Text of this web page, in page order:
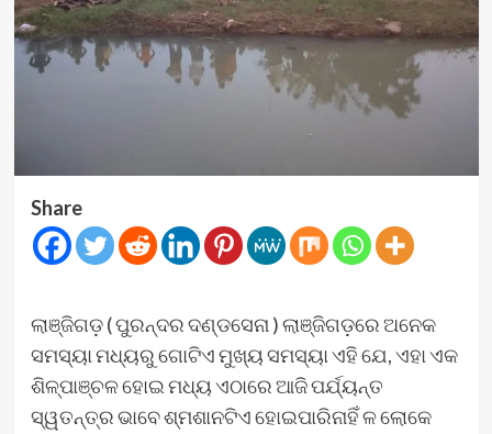
Share
ଲାଞ୍ଜିଗଡ଼ ( ପୁରନ୍ଦର ଦଣ୍ଡସେନା ) ଲାଞ୍ଜିଗଡ଼ରେ ଅନେକ
ସମସ୍ୟା ମଧ୍ୟରୁ ଗୋଟିଏ ମୁଖ୍ୟ ସମସ୍ୟା ଏହି ଯେ, ଏହା ଏକ
ଶିଳ୍ପାଞ୍ଚଳ ହୋଇ ମଧ୍ୟ ଏଠାରେ ଆଜି ପର୍ଯ୍ୟନ୍ତ
ସ୍ୱତନ୍ତ୍ର ଭାବେ ଶ୍ମଶାନଟିଏ ହୋଇପାରିନାହିଁ ଳ ଲୋକେ